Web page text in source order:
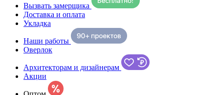
Вызвать замерщика
Доставка и оплата
Укладка
Наши работы
Оверлок
Архитекторам и дизайнерам
Акции